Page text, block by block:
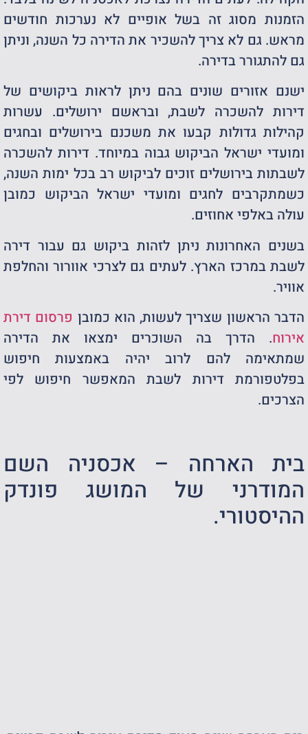
הזמנות מסוג זה בשל אופיים לא נערכות חודשים
מראש. גם לא צריך להשכיר את הדירה כל השנה, וניתן
גם להתגורר בדירה.
ישנם אזורים שונים בהם ניתן לראות ביקושים של
דירות להשכרה לשבת, ובראשם ירושלים. עשרות
קהילות גדולות קבעו את משכנם בירושלים ובחגים
ומועדי ישראל הביקוש גבוה במיוחד. דירות להשכרה
לשבתות בירושלים זוכים לביקוש רב בכל ימות השנה,
כשמתקרבים לחגים ומועדי ישראל הביקוש כמובן
עולה באלפי אחוזים.
בשנים האחרונות ניתן לזהות ביקוש גם עבור דירה
לשבת במרכז הארץ. לעתים גם לצרכי אוורור והחלפת
אוויר.
הדבר הראשון שצריך לעשות, הוא כמובן פרסום דירת
אירוח. הדרך בה השוכרים ימצאו את הדירה
שמתאימה להם לרוב יהיה באמצעות חיפוש
בפלטפורמת דירות לשבת המאפשר חיפוש לפי
הצרכים.
בית הארחה – אכסניה השם
המודרני של המושג פונדק
ההיסטורי.